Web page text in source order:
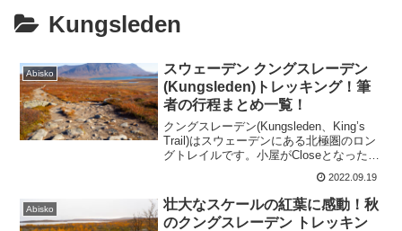
Kungsleden
Abisko
スウェーデン クングスレーデン
(Kungsleden)トレッキング！筆
者の行程まとめ一覧！
クングスレーデン(Kungsleden、King’s
Trail)はスウェーデンにある北極圏のロン
グトレイルです。小屋がCloseとなった後
の9月最終週に行った110ｋｍのトレイル
トレッキングの模様のまとめを行いま
す。
2022.09.19
Abisko
壮大なスケールの紅葉に感動！秋
のクングスレーデン トレッキン